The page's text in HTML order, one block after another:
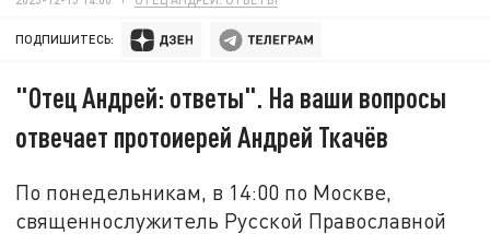
ПОДПИШИТЕСЬ:
"Отец Андрей: ответы". На ваши вопросы
отвечает протоиерей Андрей Ткачёв
По понедельникам, в 14:00 по Москве,
священнослужитель Русской Православной